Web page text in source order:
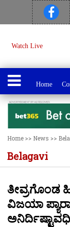
Watch Live
Home
Home >> News >>
Belagavi
ವಿಜಯಾ